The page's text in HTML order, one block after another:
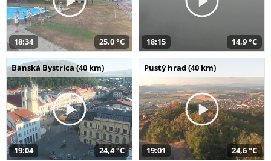
18:34 25,0 °C 18:15 14,9 °C
Banská Bystrica (40 km)
19:04 24,4 °C
Pustý hrad (40 km)
19:01 24,6 °C